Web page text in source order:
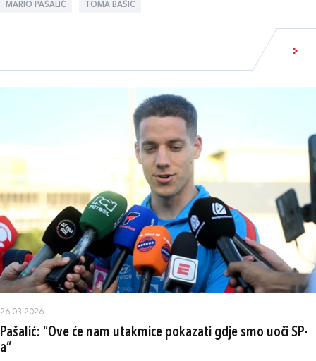
MARIO PAŠALIĆ TOMA BAŠIĆ
26.03.2026.
Pašalić: “Ove će nam utakmice pokazati gdje smo uoči SP-
a“